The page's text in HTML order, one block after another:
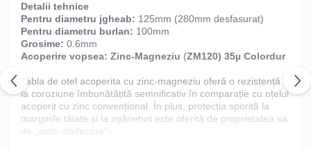
Detalii tehnice
Pentru diametru jgheab: 125mm (280mm desfasurat)
Pentru diametru burlan: 100mm
Grosime: 0.6mm
Acoperire vopsea: Zinc-Magneziu (ZM120) 35µ Colordur
Tabla de otel acoperita cu zinc-magneziu oferă o rezistență
la coroziune îmbunătățită semnificativ în comparație cu oțelul
acoperit cu zinc convențional. În plus, protecția sporită la
marginile tăiate și la zgârieturi este oferită de proprietatea sa
de „auto-vindecare”.